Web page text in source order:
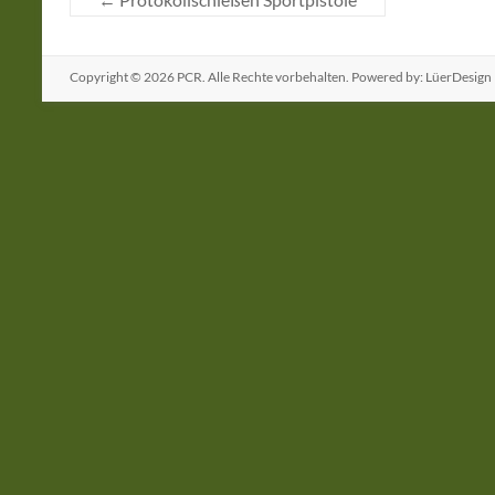
Copyright © 2026 PCR. Alle Rechte vorbehalten. Powered by: LüerDesign